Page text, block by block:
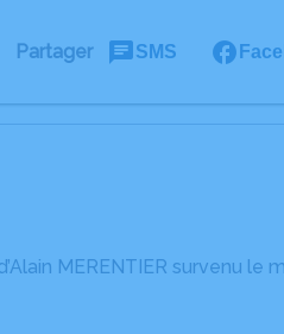
Partager SMS
MERENTIER survenu le